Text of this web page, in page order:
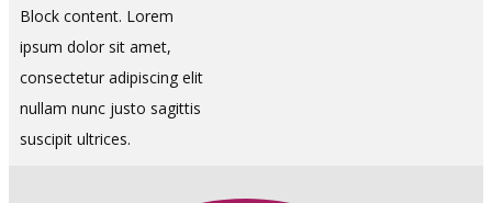
Block content. Lorem
ipsum dolor sit amet,
consectetur adipiscing elit
nullam nunc justo sagittis
suscipit ultrices.